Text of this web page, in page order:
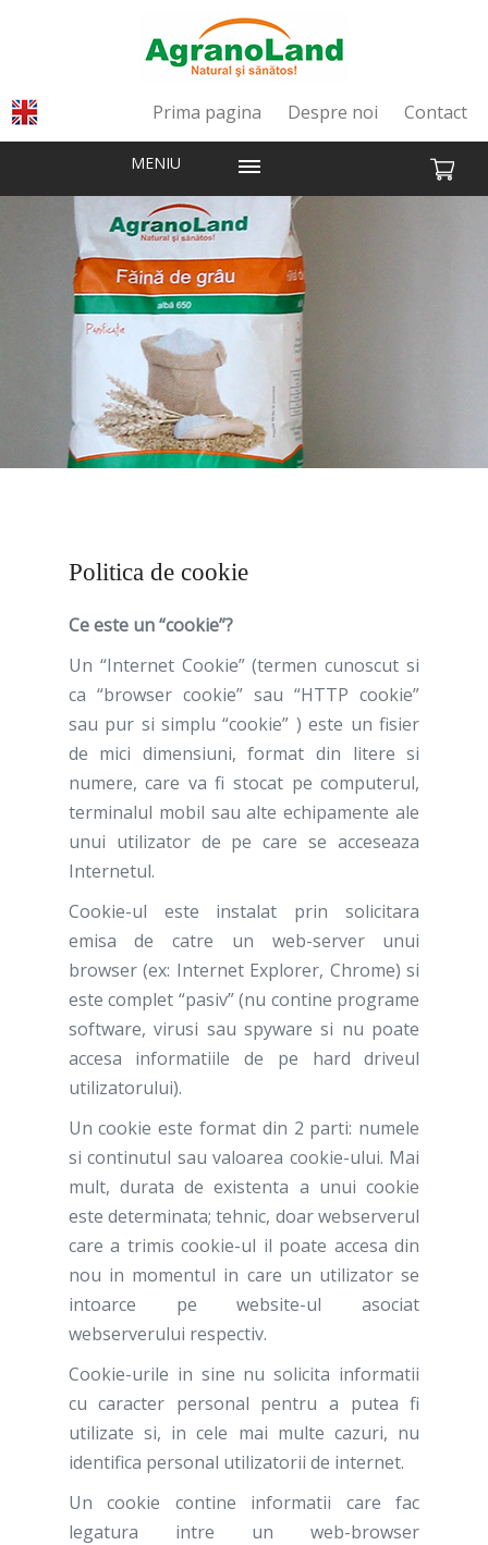
Prima pagina Despre noi Contact
MENIU
Politica de cookie
Ce este un “cookie”?
Un “Internet Cookie” (termen cunoscut si
ca “browser cookie” sau “HTTP cookie”
sau pur si simplu “cookie” ) este un fisier
de mici dimensiuni, format din litere si
numere, care va fi stocat pe computerul,
terminalul mobil sau alte echipamente ale
unui utilizator de pe care se acceseaza
Internetul.
Cookie-ul este instalat prin solicitara
emisa de catre un web-server unui
browser (ex: Internet Explorer, Chrome) si
este complet “pasiv” (nu contine programe
software, virusi sau spyware si nu poate
accesa informatiile de pe hard driveul
utilizatorului).
Un cookie este format din 2 parti: numele
si continutul sau valoarea cookie-ului. Mai
mult, durata de existenta a unui cookie
este determinata; tehnic, doar webserverul
care a trimis cookie-ul il poate accesa din
nou in momentul in care un utilizator se
intoarce pe website-ul asociat
webserverului respectiv.
Cookie-urile in sine nu solicita informatii
cu caracter personal pentru a putea fi
utilizate si, in cele mai multe cazuri, nu
identifica personal utilizatorii de internet.
Un cookie contine informatii care fac
legatura intre un web-browser